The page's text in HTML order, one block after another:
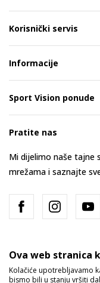
Korisnički servis
Informacije
Sport Vision ponude
Pratite nas
Mi dijelimo naše tajne
mrežama i saznajte
Ova web stranica
Kolačiće upotrebljavamo
bismo bili u stanju vršiti